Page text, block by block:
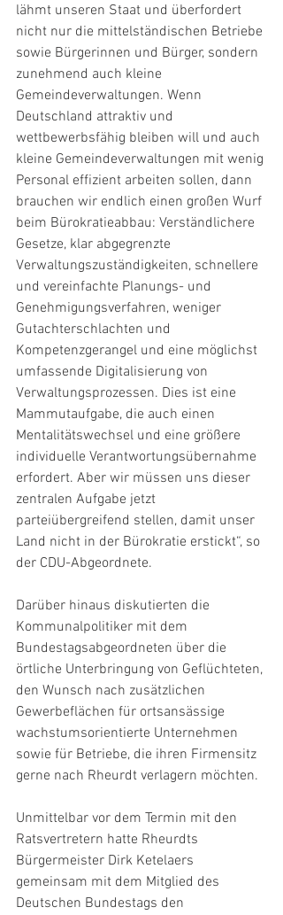
lähmt unseren Staat und überfordert
nicht nur die mittelständischen Betriebe
sowie Bürgerinnen und Bürger, sondern
zunehmend auch kleine
Gemeindeverwaltungen. Wenn
Deutschland attraktiv und
wettbewerbsfähig bleiben will und auch
kleine Gemeindeverwaltungen mit wenig
Personal effizient arbeiten sollen, dann
brauchen wir endlich einen großen Wurf
beim Bürokratieabbau: Verständlichere
Gesetze, klar abgegrenzte
Verwaltungszuständigkeiten, schnellere
und vereinfachte Planungs- und
Genehmigungsverfahren, weniger
Gutachterschlachten und
Kompetenzgerangel und eine möglichst
umfassende Digitalisierung von
Verwaltungsprozessen. Dies ist eine
Mammutaufgabe, die auch einen
Mentalitätswechsel und eine größere
individuelle Verantwortungsübernahme
erfordert. Aber wir müssen uns dieser
zentralen Aufgabe jetzt
parteiübergreifend stellen, damit unser
Land nicht in der Bürokratie erstickt“, so
der CDU-Abgeordnete.
Darüber hinaus diskutierten die
Kommunalpolitiker mit dem
Bundestagsabgeordneten über die
örtliche Unterbringung von Geflüchteten,
den Wunsch nach zusätzlichen
Gewerbeflächen für ortsansässige
wachstumsorientierte Unternehmen
sowie für Betriebe, die ihren Firmensitz
gerne nach Rheurdt verlagern möchten.
Unmittelbar vor dem Termin mit den
Ratsvertretern hatte Rheurdts
Bürgermeister Dirk Ketelaers
gemeinsam mit dem Mitglied des
Deutschen Bundestags den